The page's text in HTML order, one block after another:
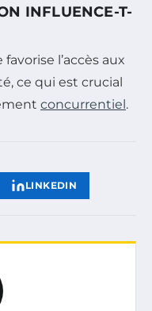
INFLUENCE-T-
l’accès aux
ce qui est crucial
concurrentiel.
LINKEDIN